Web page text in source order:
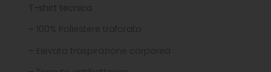
T-shirt tecnica
– 100% Poliestere traforato
– Elevata traspirazione corporea